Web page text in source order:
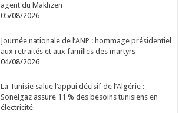
agent du Makhzen
05/08/2026
Journée nationale de l’ANP : hommage présidentiel
aux retraités et aux familles des martyrs
04/08/2026
La Tunisie salue l’appui décisif de l’Algérie :
Sonelgaz assure 11 % des besoins tunisiens en
électricité